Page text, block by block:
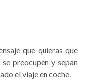
que quieras que
preocupen y sepan
el viaje en coche.